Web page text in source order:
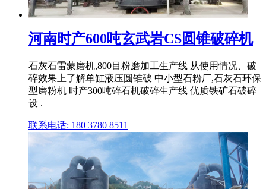
河南时产600吨玄武岩CS圆锥破碎机
石灰石雷蒙磨机,800目粉磨加工生产线 从使用情况、破
碎效果上了解单缸液压圆锥破 中小型石粉厂,石灰石环保
型磨粉机 时产300吨碎石机破碎生产线 优质铁矿石破碎
设 .
联系电话: 180 3780 8511